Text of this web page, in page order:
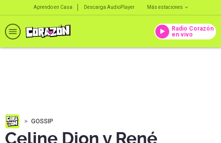
Aprendo en Casa Descarga AudioPlayer Más estaciones
Radio Corazón
en vivo
GOSSIP
Celine Dion y René